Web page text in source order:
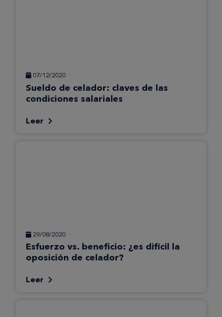
07/12/2020
Sueldo de celador: claves de las
condiciones salariales
Leer
29/08/2020
Esfuerzo vs. beneficio: ¿es difícil la
oposición de celador?
Leer